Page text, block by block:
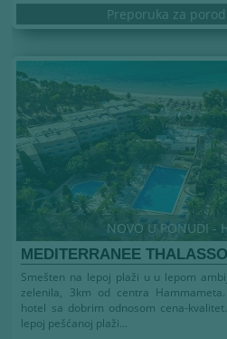
Preporuka za
NOVO U PONUDI -
MEDITERRANEE THALASSO
Smešten na lepoj plaži u u lepom
zelenila, 3km od centra Hammameta.
hotel sa dobrim odnosom cena-
lepoj pešćanoj plaži...